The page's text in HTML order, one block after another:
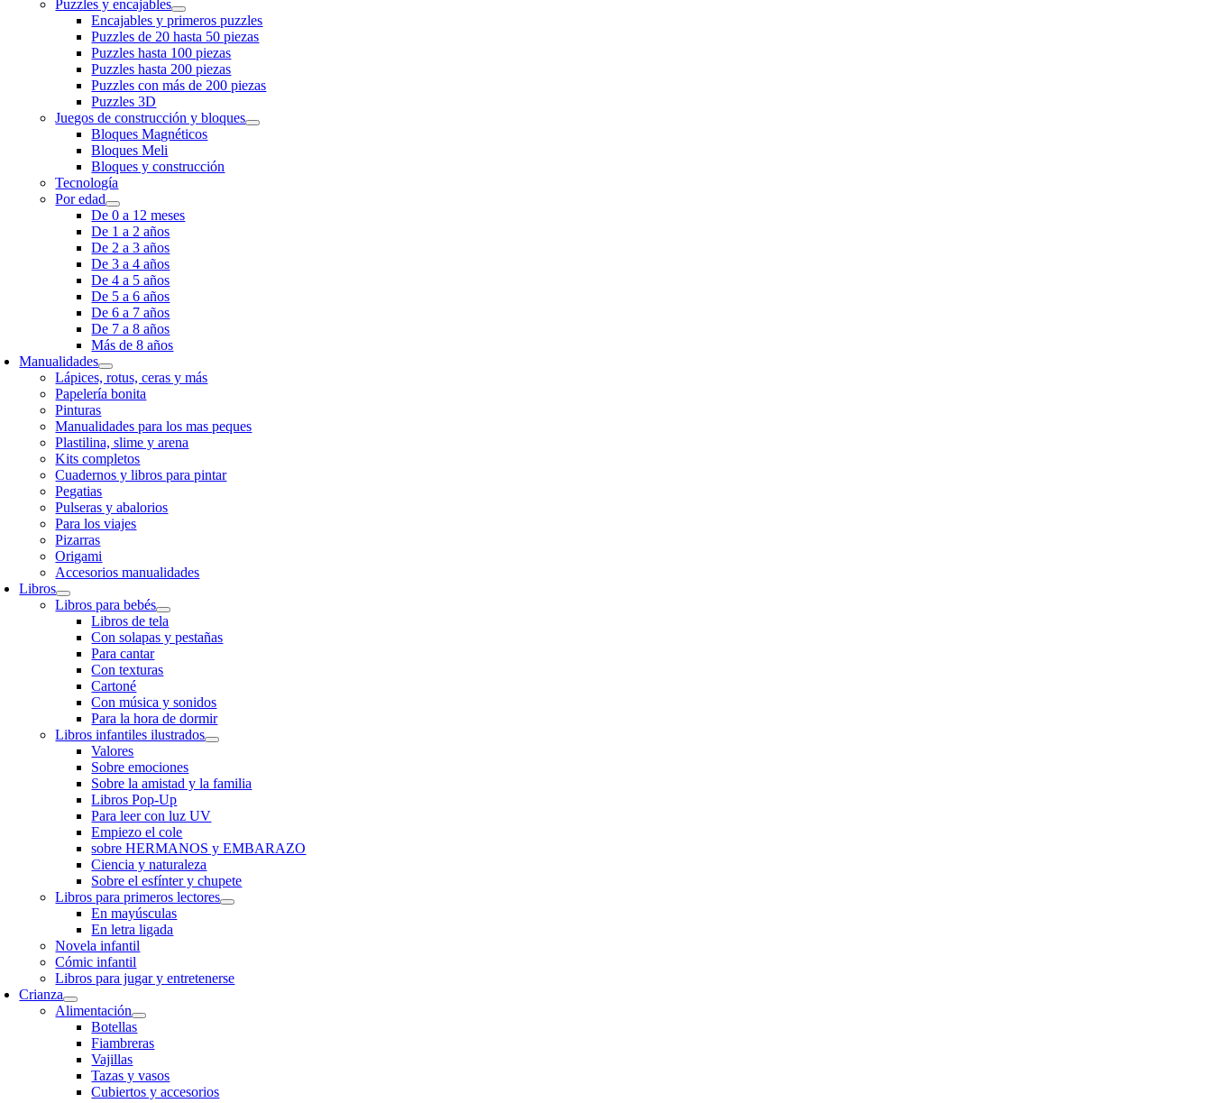
Puzzles y encajables
Encajables y primeros puzzles
Puzzles de 20 hasta 50 piezas
Puzzles hasta 100 piezas
Puzzles hasta 200 piezas
Puzzles con más de 200 piezas
Puzzles 3D
Juegos de construcción y bloques
Bloques Magnéticos
Bloques Meli
Bloques y construcción
Tecnología
Por edad
De 0 a 12 meses
De 1 a 2 años
De 2 a 3 años
De 3 a 4 años
De 4 a 5 años
De 5 a 6 años
De 6 a 7 años
De 7 a 8 años
Más de 8 años
Manualidades
Lápices, rotus, ceras y más
Papelería bonita
Pinturas
Manualidades para los mas peques
Plastilina, slime y arena
Kits completos
Cuadernos y libros para pintar
Pegatias
Pulseras y abalorios
Para los viajes
Pizarras
Origami
Accesorios manualidades
Libros
Libros para bebés
Libros de tela
Con solapas y pestañas
Para cantar
Con texturas
Cartoné
Con música y sonidos
Para la hora de dormir
Libros infantiles ilustrados
Valores
Sobre emociones
Sobre la amistad y la familia
Libros Pop-Up
Para leer con luz UV
Empiezo el cole
sobre HERMANOS y EMBARAZO
Ciencia y naturaleza
Sobre el esfínter y chupete
Libros para primeros lectores
En mayúsculas
En letra ligada
Novela infantil
Cómic infantil
Libros para jugar y entretenerse
Crianza
Alimentación
Botellas
Fiambreras
Vajillas
Tazas y vasos
Cubiertos y accesorios